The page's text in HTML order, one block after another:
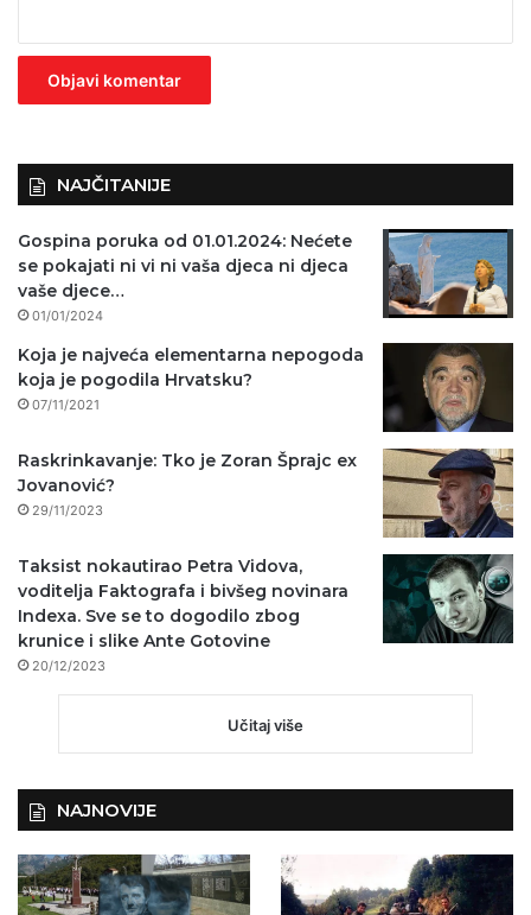
z
NAJČITANIJE
Gospina poruka od 01.01.2024: Nećete
se pokajati ni vi ni vaša djeca ni djeca
vaše djece…
01/01/2024
Koja je najveća elementarna nepogoda
koja je pogodila Hrvatsku?
07/11/2021
Raskrinkavanje: Tko je Zoran Šprajc ex
Jovanović?
29/11/2023
Taksist nokautirao Petra Vidova,
voditelja Faktografa i bivšeg novinara
Indexa. Sve se to dogodilo zbog
krunice i slike Ante Gotovine
20/12/2023
Učitaj više
NAJNOVIJE